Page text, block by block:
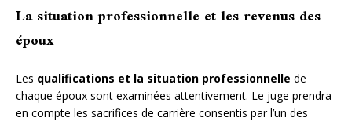
La situation professionnelle et les revenus des
époux
Les qualifications et la situation professionnelle de
chaque époux sont examinées attentivement. Le juge prendra
en compte les sacrifices de carrière consentis par l’un des